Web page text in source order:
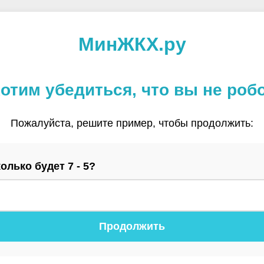
МинЖКХ.ру
убедиться, что вы не
Пожалуйста, решите пример, чтобы продолжить:
будет 7 - 5?
Продолжить